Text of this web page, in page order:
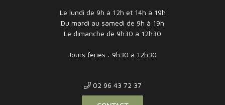
Le lundi de 9h à 12h et 14h à 19h
Du mardi au samedi de 9h à 19h
Le dimanche de 9h30 à 12h30
Jours fériés : 9h30 à 12h30
02 96 43 72 37